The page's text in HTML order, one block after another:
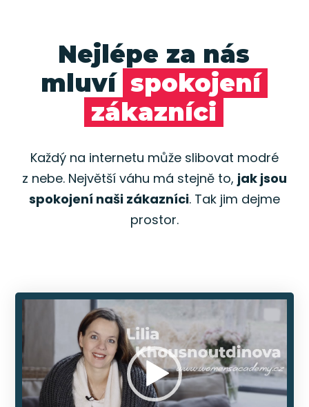
Nejlépe za nás
mluví spokojení
zákazníci
Každý na internetu může slibovat modré
z nebe. Největší váhu má stejně to, jak jsou
spokojení naši zákazníci. Tak jim dejme
prostor.
přehrávač